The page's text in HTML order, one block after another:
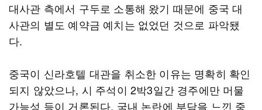
대사관 측에서 구두로 소통해 왔기 때문에 중국 대
사관의 별도 예약금 예치는 없었던 것으로 파악됐
다.
중국이 신라호텔 대관을 취소한 이유는 명확히 확인
되지 않았으나, 시 주석이 2박3일간 경주에만 머물
가능성 등이 거론된다. 국내 논란에 부담을 느낀 중